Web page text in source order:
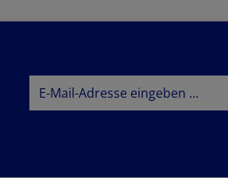
E-Mail-Adresse*